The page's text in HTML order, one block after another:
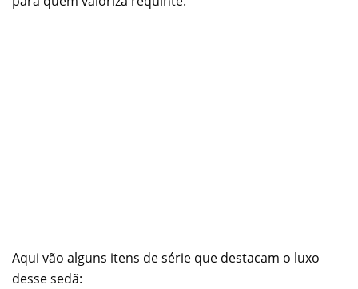
Aqui vão alguns itens de série que destacam o luxo
desse sedã: